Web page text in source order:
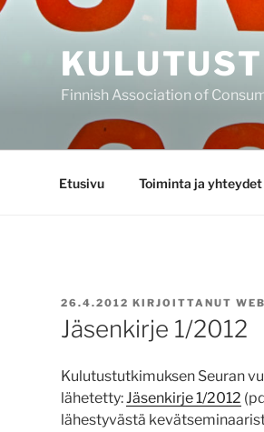
Finnish Association of
Etusivu Toiminta ja yhteydet
JULKAISTU
26.4.2012 KIRJOITTANUT
Jäsenkirje 1/2012
Kulutustutkimuksen Seuran
lähetetty:Jäsenkirje 1/2012
lähestyvästä